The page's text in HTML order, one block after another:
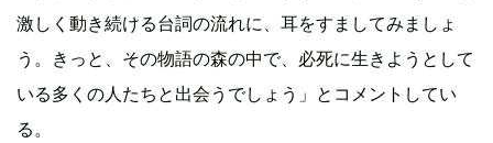
激しく動き続ける台詞の流れに、耳をすましてみましょ
う。きっと、その物語の森の中で、必死に生きようとして
いる多くの人たちと出会うでしょう」とコメントしてい
る。